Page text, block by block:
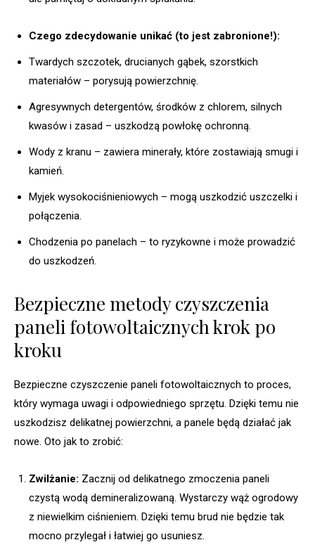
Czego zdecydowanie unikać (to jest zabronione!):
Twardych szczotek, drucianych gąbek, szorstkich
materiałów – porysują powierzchnię.
Agresywnych detergentów, środków z chlorem, silnych
kwasów i zasad – uszkodzą powłokę ochronną.
Wody z kranu – zawiera minerały, które zostawiają smugi i
kamień.
Myjek wysokociśnieniowych – mogą uszkodzić uszczelki i
połączenia.
Chodzenia po panelach – to ryzykowne i może prowadzić
do uszkodzeń.
Bezpieczne metody czyszczenia
paneli fotowoltaicznych krok po
kroku
Bezpieczne czyszczenie paneli fotowoltaicznych to proces,
który wymaga uwagi i odpowiedniego sprzętu. Dzięki temu nie
uszkodzisz delikatnej powierzchni, a panele będą działać jak
nowe. Oto jak to zrobić:
Zwilżanie: Zacznij od delikatnego zmoczenia paneli
czystą wodą demineralizowaną. Wystarczy wąż ogrodowy
z niewielkim ciśnieniem. Dzięki temu brud nie będzie tak
mocno przylegał i łatwiej go usuniesz.